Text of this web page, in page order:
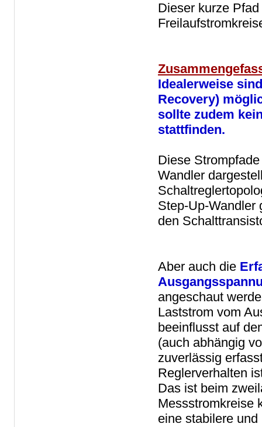
Dieser kurze
Idealerweise
Recovery)
sollte zudem
stattfinden.
Diese
Wandler
Step-Up-Wandler
den
Aber auch die
angeschaut
Laststrom vom
beeinflusst auf
(auch abhängig
zuverlässig
Reglerverhalten
Das ist beim
Messstromkreise
eine stabilere